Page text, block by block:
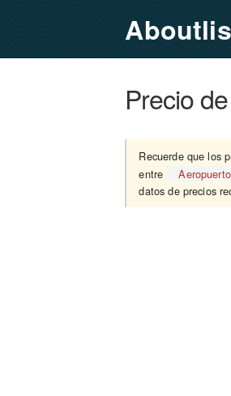
Precio
Recuerde que los
entre
datos de precios